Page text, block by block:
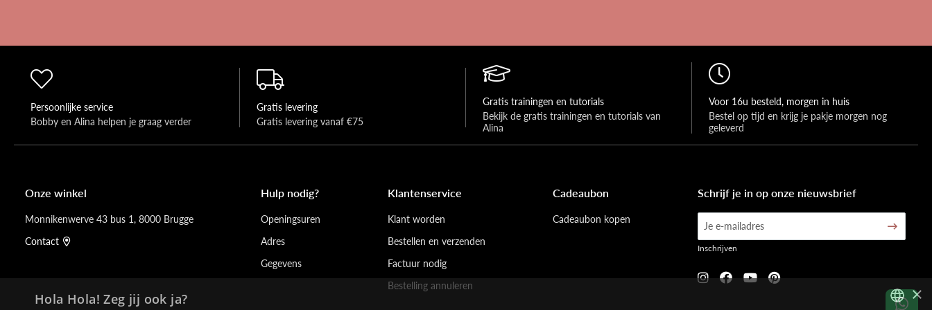
Persoonlijke service
Bobby en Alina helpen je graag verder
Gratis levering
Gratis levering vanaf €75
Gratis trainingen en tutorials
Bekijk de gratis trainingen en tutorials van
Alina
Voor 16u besteld, morgen in huis
Bestel op tijd en krijg je pakje morgen nog
geleverd
Onze winkel
Monnikenwerve 43 bus 1, 8000 Brugge
Contact
Hulp nodig?
Openingsuren
Adres
Gegevens
Klantenservice
Klant worden
Bestellen en verzenden
Factuur nodig
Bestelling annuleren
Cadeaubon
Cadeaubon kopen
Schrijf je in op onze nieuwsbrief
Inschrijven
×
Hola Hola! Zeg jij ook ja?